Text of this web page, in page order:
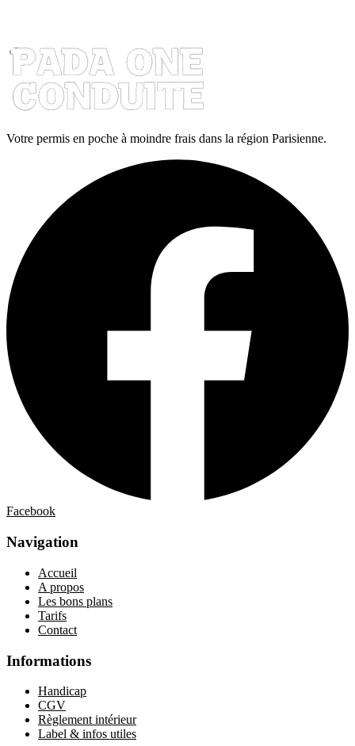
Votre permis en poche à moindre frais dans la région Parisienne.
Facebook
Navigation
Accueil
A propos
Les bons plans
Tarifs
Contact
Informations
Handicap
CGV
Règlement intérieur
Label & infos utiles